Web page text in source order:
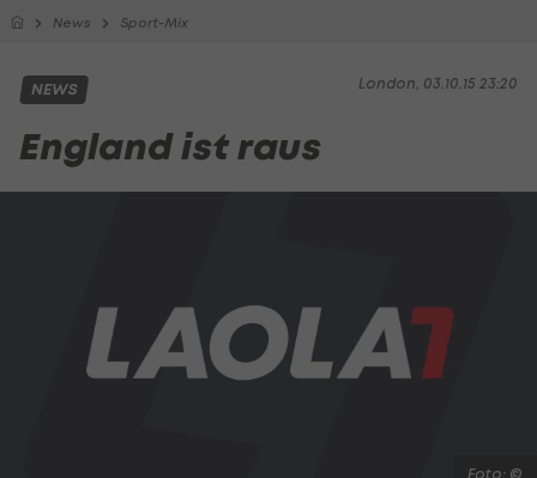
News Sport-Mix
London, 03.10.15 23:20
NEWS
England ist raus
Foto: ©